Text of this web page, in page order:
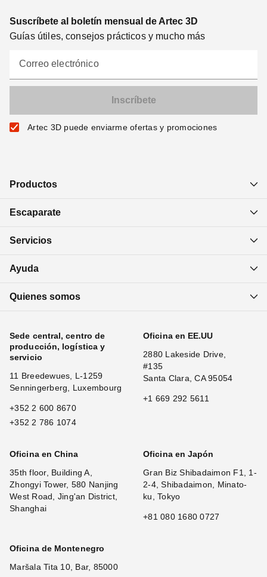
Suscríbete al boletín mensual de Artec 3D
Guías útiles, consejos prácticos y mucho más
Correo electrónico
Artec 3D puede enviarme ofertas y promociones
Productos
Escaparate
Servicios
Ayuda
Quienes somos
Sede central, centro de
producción, logística y
servicio
11 Breedewues, L-1259
Senningerberg, Luxembourg
+352 2 600 8670
+352 2 786 1074
Oficina en EE.UU
2880 Lakeside Drive,
#135
Santa Clara, CA 95054
+1 669 292 5611
Oficina en China
35th floor, Building A,
Zhongyi Tower, 580 Nanjing
West Road, Jing'an District,
Shanghai
Oficina en Japón
Gran Biz Shibadaimon F1, 1-
2-4, Shibadaimon, Minato-
ku, Tokyo
+81 080 1680 0727
Oficina de Montenegro
Maršala Tita 10, Bar, 85000